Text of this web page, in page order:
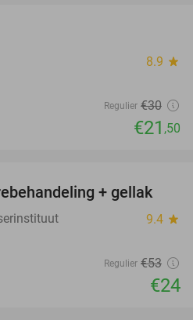
8.9 star
Regulier €30
€21 ,50
55%
+ gellak
9.4 star
Regulier €53
€24